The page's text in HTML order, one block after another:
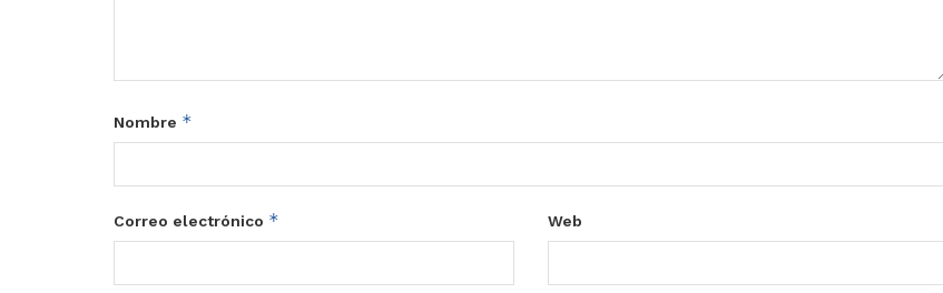
Nombre *
Correo electrónico * Web